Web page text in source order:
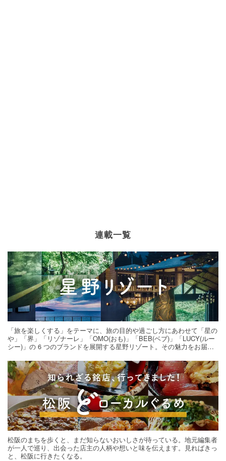
連載一覧
「旅を楽しくする」をテーマに、旅の目的や過ごし方にあわせて「星の
や」「界」「リゾナーレ」「OMO(おも)」「BEB(ベブ)」「LUCY(ルー
シー)」の 6 つのブランドを展開する星野リゾート。その魅力をお届け
松阪のまちを歩くと、まだ知らないおいしさが待っている。地元編集者
が一人で巡り、出会った店主の人柄や想いと味を伝えます。見ればきっ
と、松阪に行きたくなる。